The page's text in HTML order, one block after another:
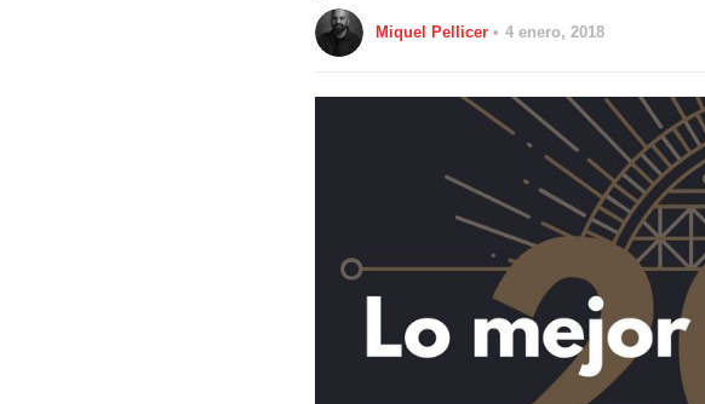
Miquel Pellicer 4 enero, 2018